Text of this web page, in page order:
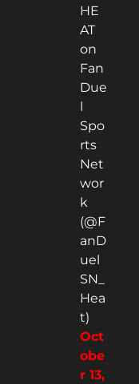
HE
AT
on
Fan
Due
l
Spo
rts
Net
wor
k
(@F
anD
uel
SN_
Hea
t)
Oct
obe
r 13,